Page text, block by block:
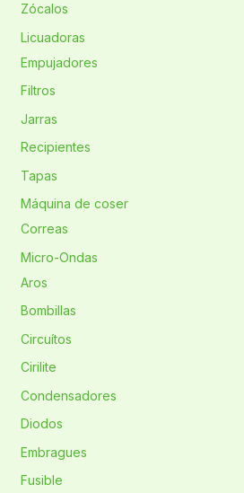
Zócalos
Licuadoras
Empujadores
Filtros
Jarras
Recipientes
Tapas
Máquina de coser
Correas
Micro-Ondas
Aros
Bombillas
Circuítos
Cirilite
Condensadores
Diodos
Embragues
Fusible